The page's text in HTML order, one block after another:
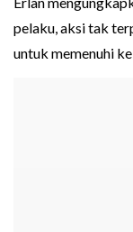
pelaku, aksi tak
untuk memenuhi